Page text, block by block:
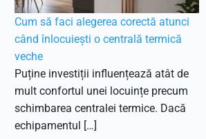
Cum să faci alegerea corectă atunci
când înlocuiești o centrală termică
veche
Puține investiții influențează atât de
mult confortul unei locuințe precum
schimbarea centralei termice. Dacă
echipamentul […]